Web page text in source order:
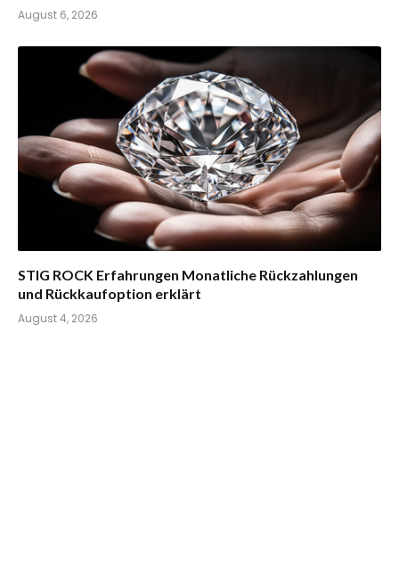
August 6, 2026
STIG ROCK Erfahrungen Monatliche Rückzahlungen
und Rückkaufoption erklärt
August 4, 2026